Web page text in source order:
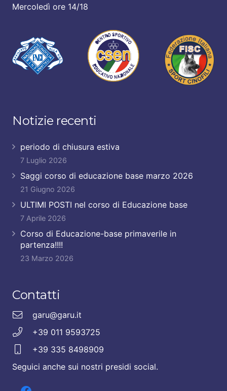
Mercoledì ore 14/18
Notizie recenti
periodo di chiusura estiva
7 Luglio 2026
Saggi corso di educazione base marzo 2026
21 Giugno 2026
ULTIMI POSTI nel corso di Educazione base
7 Aprile 2026
Corso di Educazione-base primaverile in
partenza!!!!
23 Marzo 2026
Contatti
garu@garu.it
+39 011 9593725
+39 335 8498909
Seguici anche sui nostri presidi social.